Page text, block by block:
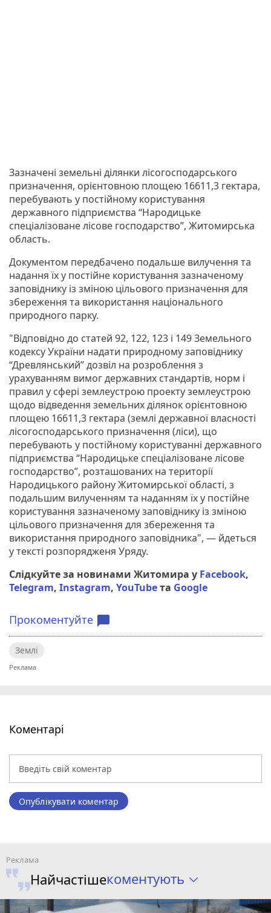
Зазначені земельні ділянки лісогосподарського
призначення, орієнтовною площею 16611,3 гектара,
перебувають у постійному користування
державного підприємства “Народицьке
спеціалізоване лісове господарство”, Житомирська
область.
Документом передбачено подальше вилучення та
надання їх у постійне користування зазначеному
заповіднику із зміною цільового призначення для
збереження та використання національного
природного парку.
"Відповідно до статей 92, 122, 123 і 149 Земельного
кодексу України надати природному заповіднику
“Древлянський” дозвіл на розроблення з
урахуванням вимог державних стандартів, норм і
правил у сфері землеустрою проекту землеустрою
щодо відведення земельних ділянок орієнтовною
площею 16611,3 гектара (землі державної власності
лісогосподарського призначення (ліси), що
перебувають у постійному користуванні державного
підприємства “Народицьке спеціалізоване лісове
господарство”, розташованих на території
Народицького району Житомирської області, з
подальшим вилученням та наданням їх у постійне
користування зазначеному заповіднику із зміною
цільового призначення для збереження та
використання природного заповідника", — йдеться
у тексті розпорядженя Уряду.
Слідкуйте за новинами Житомира у Facebook,
Telegram, Instagram, YouTubeта Google
Прокоментуйте chat_bubble
Землі
Коментарі
Опублікувати коментар
Найчастішекоментують